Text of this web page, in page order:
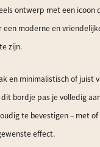
ontwerp met een icoon
een moderne en
zijn.
en minimalistisch of juist
bordje pas je volledig
te bevestigen – met
effect.